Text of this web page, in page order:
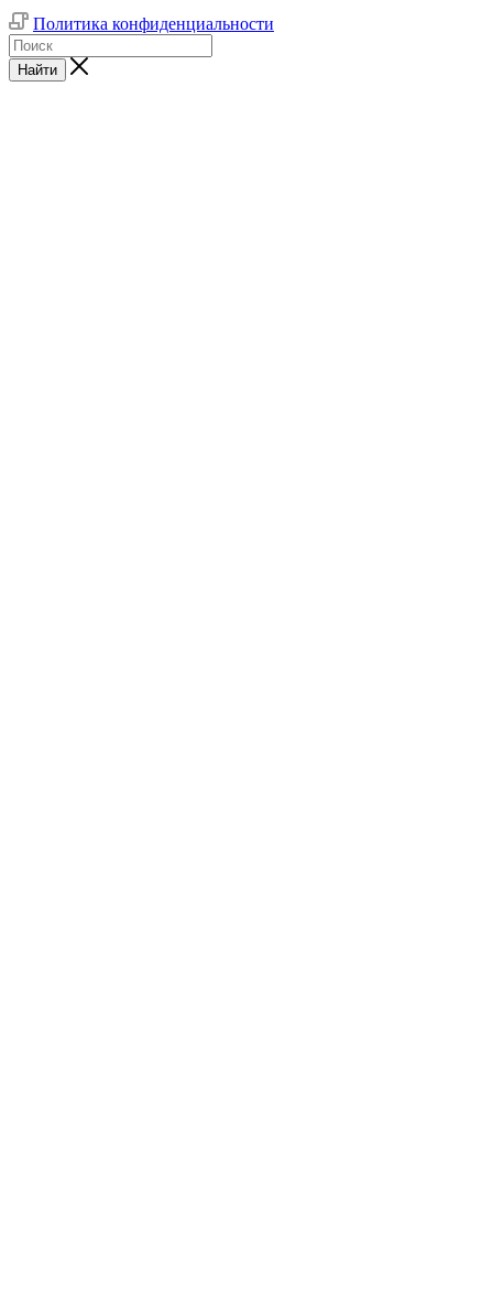
Политика конфиденциальности
Найти